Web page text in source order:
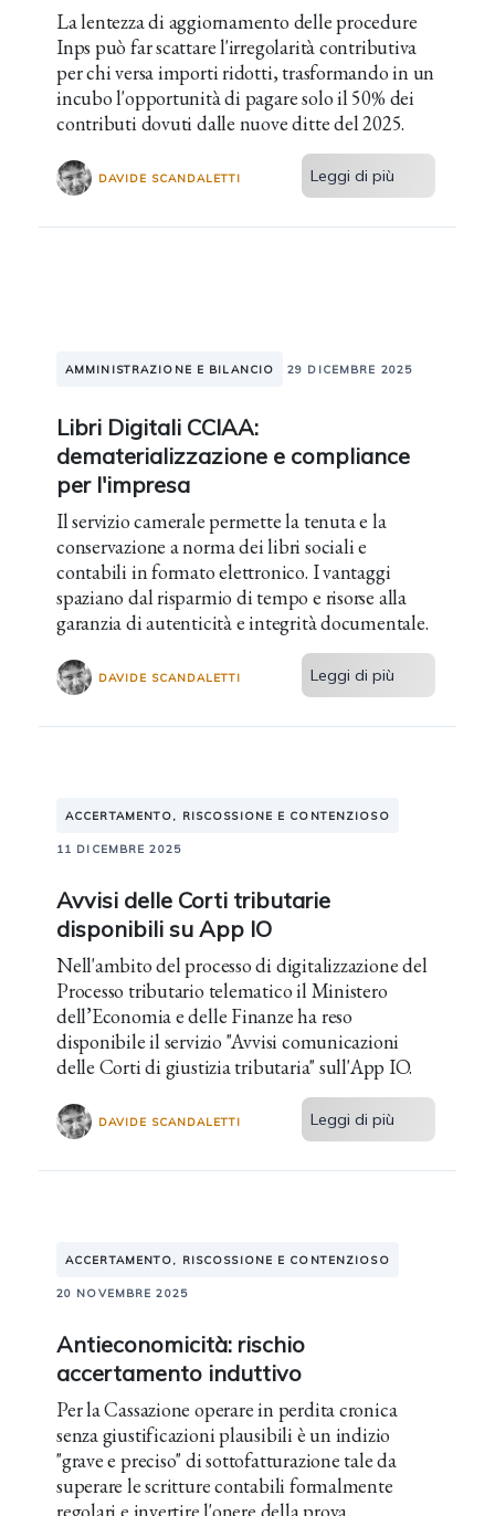
La lentezza di aggiornamento delle procedure
Inps può far scattare l'irregolarità contributiva
per chi versa importi ridotti, trasformando in un
incubo l'opportunità di pagare solo il 50% dei
contributi dovuti dalle nuove ditte del 2025.
DAVIDE SCANDALETTI Leggi di più
AMMINISTRAZIONE E BILANCIO 29 DICEMBRE 2025
Libri Digitali CCIAA:
dematerializzazione e compliance
per l'impresa
Il servizio camerale permette la tenuta e la
conservazione a norma dei libri sociali e
contabili in formato elettronico. I vantaggi
spaziano dal risparmio di tempo e risorse alla
garanzia di autenticità e integrità documentale.
DAVIDE SCANDALETTI Leggi di più
ACCERTAMENTO, RISCOSSIONE E CONTENZIOSO
11 DICEMBRE 2025
Avvisi delle Corti tributarie
disponibili su App IO
Nell'ambito del processo di digitalizzazione del
Processo tributario telematico il Ministero
dell’Economia e delle Finanze ha reso
disponibile il servizio "Avvisi comunicazioni
delle Corti di giustizia tributaria" sull'App IO.
DAVIDE SCANDALETTI Leggi di più
ACCERTAMENTO, RISCOSSIONE E CONTENZIOSO
20 NOVEMBRE 2025
Antieconomicità: rischio
accertamento induttivo
Per la Cassazione operare in perdita cronica
senza giustificazioni plausibili è un indizio
"grave e preciso" di sottofatturazione tale da
superare le scritture contabili formalmente